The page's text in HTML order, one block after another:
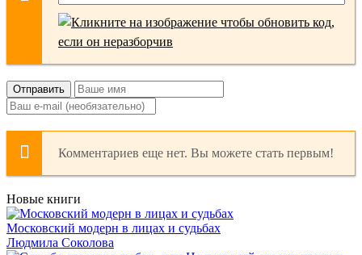
Отправить
Комментариев еще нет. Вы можете стать первым!
Новые книги
Московский модерн в лицах и судьбах
Людмила Соколова